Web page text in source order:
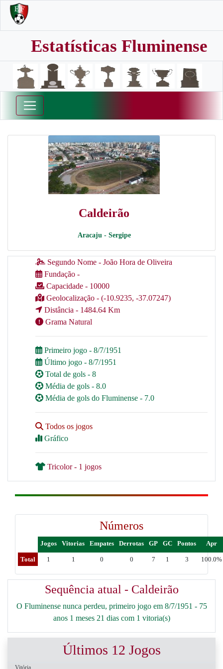
Estatísticas Fluminense
Caldeirão
Aracaju - Sergipe
Segundo Nome - João Hora de Oliveira
Fundação -
Capacidade - 10000
Geolocalização - (-10.9235, -37.07247)
Distância - 1484.64 Km
Grama Natural
Primeiro jogo - 8/7/1951
Último jogo - 8/7/1951
Total de gols - 8
Média de gols - 8.0
Média de gols do Fluminense - 7.0
Todos os jogos
Gráfico
Tricolor - 1 jogos
Números
Jogos Vitorias Empates Derrotas GP GC Pontos Apr
Total 1 1 0 0 7 1 3 100.0%
Sequência atual - Caldeirão
O Fluminense nunca perdeu, primeiro jogo em 8/7/1951 - 75
anos 1 meses 21 dias com 1 vitoria(s)
Últimos 12 Jogos
Vitória